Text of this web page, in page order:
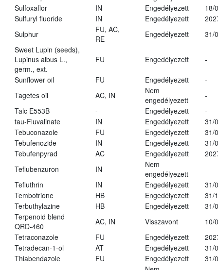
Sulfoxaflor
IN Engedélyezett
18/
Sulfuryl fluoride
IN Engedélyezett
Sulphur
FU, AC,
RE
Engedélyezett
31/
Sweet Lupin (seeds),
Lupinus albus L.,
germ., ext.
FU Engedélyezett -
Sunflower oil FU Engedélyezett
-
Tagetes oil
AC, IN
Nem
engedélyezett
-
Talc E553B
- Engedélyezett
-
tau-Fluvalinate
IN Engedélyezett
31/
Tebuconazole
FU Engedélyezett
31/
Tebufenozide
IN Engedélyezett
31/
Tebufenpyrad
AC Engedélyezett
Teflubenzuron
IN
Nem
engedélyezett
Tefluthrin
IN Engedélyezett
31/
Tembotrione
HB Engedélyezett
31/
Terbuthylazine
HB Engedélyezett
31/
Terpenoid blend
QRD-460
AC, IN Visszavont
10/
Tetraconazole
FU Engedélyezett
Tetradecan-1-ol
AT Engedélyezett
31/
Thiabendazole
FU Engedélyezett
31/